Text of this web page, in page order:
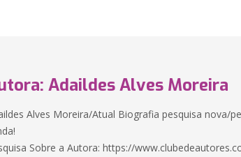
Adaildes Alves Moreira
Alves Moreira/Atual Biografia pesquisa nova/
Sobre a Autora: https://